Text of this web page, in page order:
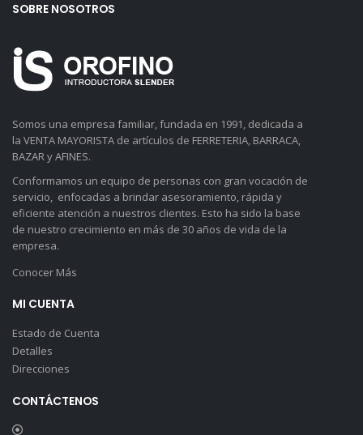
SOBRE NOSOTROS
Somos una empresa familiar, fundada en 1991, dedicada a
la VENTA MAYORISTA de artículos de FERRETERIA, BARRACA,
BAZAR y AFINES.
Conformamos un equipo de personas con gran vocación de
servicio, enfocadas a brindar asesoramiento, rápida y
eficiente atención a nuestros clientes. Esto ha sido la base
de nuestro crecimiento en más de 30 años de vida de la
empresa.
Conocer Más
MI CUENTA
Estado de Cuenta
Detalles
Direcciones
CONTÁCTENOS